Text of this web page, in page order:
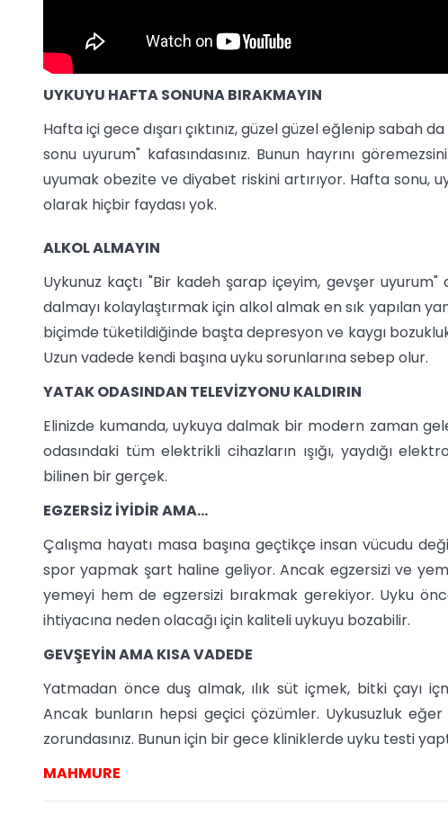
UYKUYU HAFTA SONUNA BIRAKMAYIN
Hafta içi gece dışarı çıktınız, güzel güzel eğlenip sabah
sonu uyurum" kafasındasınız. Bunun hayrını
uyumak obezite ve diyabet riskini artırıyor. Hafta sonu,
olarak hiçbir faydası yok.
ALKOL ALMAYIN
Uykunuz kaçtı "Bir kadeh şarap içeyim, gevşer uyurum"
dalmayı kolaylaştırmak için alkol almak en sık yapılan
biçimde tüketildiğinde başta depresyon ve kaygı
Uzun vadede kendi başına uyku sorunlarına sebep olur.
YATAK ODASINDAN TELEVİZYONU KALDIRIN
Elinizde kumanda, uykuya dalmak bir modern zaman
odasındaki tüm elektrikli cihazların ışığı, yaydığı
bilinen bir gerçek.
EGZERSİZ İYİDİR AMA...
Çalışma hayatı masa başına geçtikçe insan vücudu
spor yapmak şart haline geliyor. Ancak egzersizi ve
yemeyi hem de egzersizi bırakmak gerekiyor. Uyku
ihtiyacına neden olacağı için kaliteli uykuyu bozabilir.
GEVŞEYİN AMA KISA VADEDE
Yatmadan önce duş almak, ılık süt içmek, bitki çayı
Ancak bunların hepsi geçici çözümler. Uykusuzluk
zorundasınız. Bunun için bir gece kliniklerde uyku testi
MAHMURE